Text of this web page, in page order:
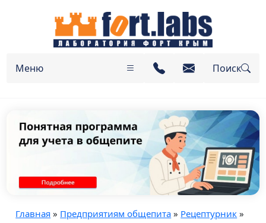
Меню Поиск
Главная » Предприятиям общепита » Рецептурник »